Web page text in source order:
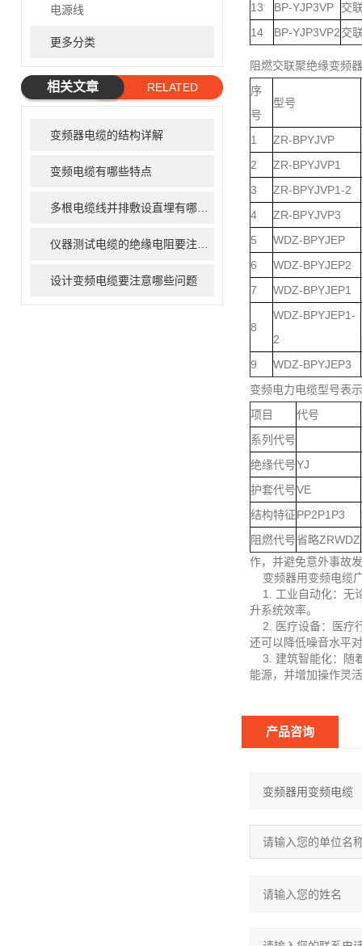
电源线
更多分类
相关文章
RELATED
变频器电缆的结构详解
变频电缆有哪些特点
设计变频电缆要注意哪些问题
13
BP-YJP3VP
交
14
BP-YJP3VP2交
阻燃交联聚绝缘变频
序
号
型号
1 ZR-BPYJVP
2
ZR-BPYJVP1
3
ZR-BPYJVP1-2
4
ZR-BPYJVP3
5
WDZ-BPYJEP
6
WDZ-BPYJEP2
7
WDZ-BPYJEP1
8
WDZ-BPYJEP1-
2
9
WDZ-BPYJEP3
变频电力电缆型号表
项目
代号
系列代号
绝缘代号YJ
护套代号VE
结构特征PP2P1P3
阻燃代号省略ZRWDZ
作，并避免意外事故
变频器用变频电缆
1. 工业自动化：无
升系统效率。
2. 医疗设备：医疗
还可以降低噪音水平
3. 建筑智能化：随
能源，并增加操作灵
产品咨询